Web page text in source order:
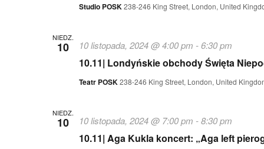
Studio POSK238-246 King Street, London, United
NIEDZ.
10
10.11| Londyńskie obchody Święta
10 listopada, 2024 @ 4:00 pm -6:30 pm
Teatr POSK238-246 King Street, London, United
NIEDZ.
10
10.11| Aga Kukla koncert: „Aga left
10 listopada, 2024 @ 7:00 pm -8:30 pm